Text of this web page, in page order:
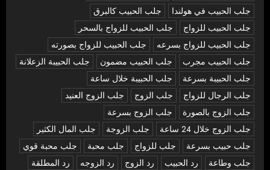
جلب الحبيب في هولندا
جلب الحبيب كالبرق
جلب الحبيب للزواج
جلب الحبيب للزواج بالسحر
جلب الحبيب للزواج بسرعه
جلب الحبيب للزواج بصورته
جلب الحبيب مجرب
جلب الحبيب مضمون
جلب الحبيبة الزعلانة
جلب الحبيبة بسرعة
جلب الحبيبة خلال ساعة
جلب الرجال للزواج
جلب الزوج
جلب الزوج العنيد
جلب الزوج بالصورة
جلب الزوج بسرعة
جلب الزوج خلال 24 ساعة
جلب الزوجة
جلب المال الكثير
جلب حبيب بسرعة
جلب للزواج جلب محبة
جلب محبة قوي
جلب وطاعة
رد الحبيب رد الزوج رد الزوجه
رد المطلقة